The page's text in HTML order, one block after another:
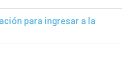
para ingresar a la